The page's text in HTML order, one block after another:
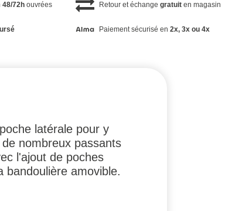
48/72h ouvrées Retour et échange gratuiten magasin
Paiement sécurisé en 2x, 3x ou 4x
latérale pour y
nombreux passants
l'ajout de poches
bandoulière amovible.